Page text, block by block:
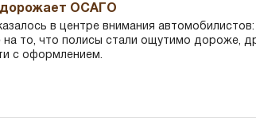
дорожает ОСАГО
в центре внимания
на то, что полисы стали ощутимо дороже,
с оформлением.